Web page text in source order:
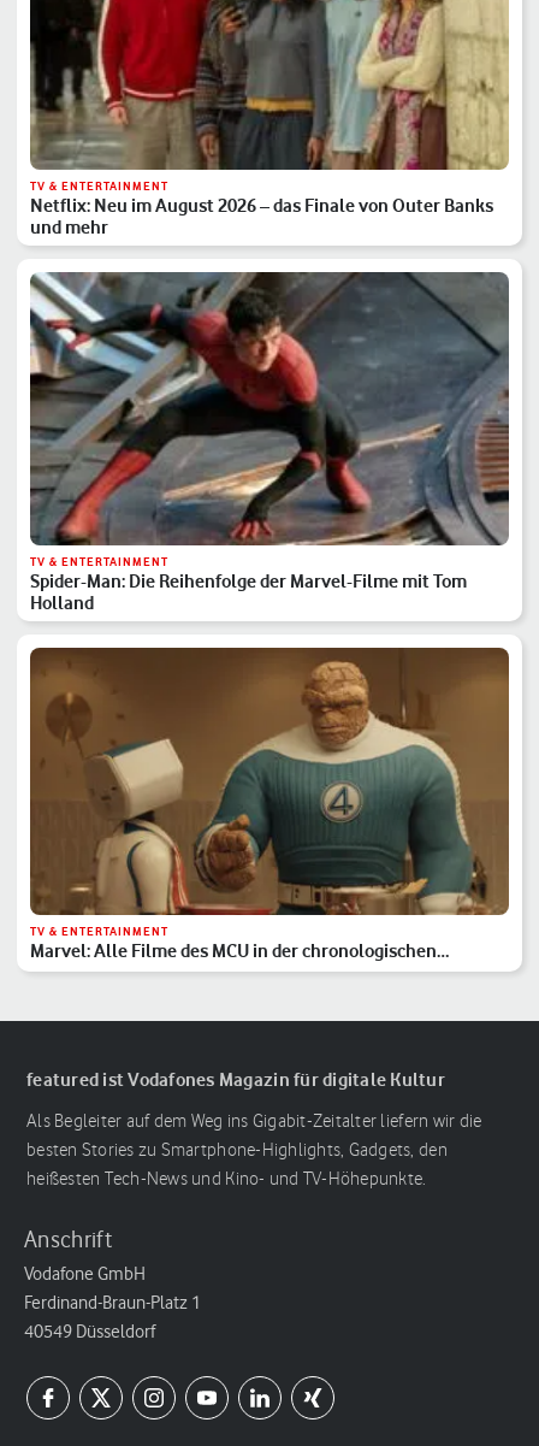
TV & ENTERTAINMENT
Netflix: Neu im August 2026 – das Finale von Outer Banks
und mehr
TV & ENTERTAINMENT
Spider-Man: Die Reihenfolge der Marvel-Filme mit Tom
Holland
TV & ENTERTAINMENT
Marvel: Alle Filme des MCU in der chronologischen
Reihenfolge
featured ist Vodafones Magazin für digitale Kultur
Als Begleiter auf dem Weg ins Gigabit-Zeitalter liefern wir die
besten Stories zu Smartphone-Highlights, Gadgets, den
heißesten Tech-News und Kino- und TV-Höhepunkte.
Anschrift
Vodafone GmbH
Ferdinand-Braun-Platz 1
40549 Düsseldorf